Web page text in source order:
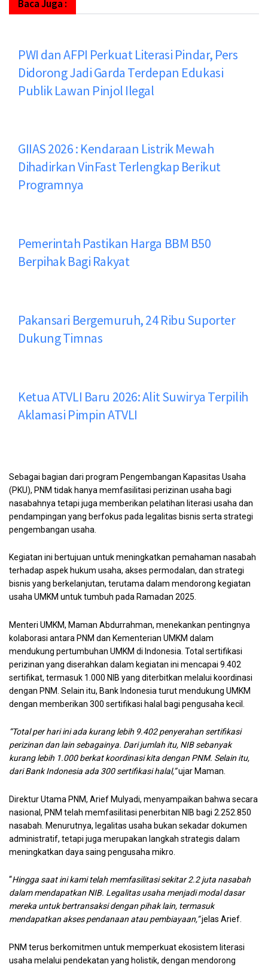
Baca Juga :
PWI dan AFPI Perkuat Literasi Pindar, Pers
Didorong Jadi Garda Terdepan Edukasi
Publik Lawan Pinjol Ilegal
GIIAS 2026 : Kendaraan Listrik Mewah
Dihadirkan VinFast Terlengkap Berikut
Programnya
Pemerintah Pastikan Harga BBM B50
Berpihak Bagi Rakyat
Pakansari Bergemuruh, 24 Ribu Suporter
Dukung Timnas
Ketua ATVLI Baru 2026: Alit Suwirya Terpilih
Aklamasi Pimpin ATVLI
Sebagai bagian dari program Pengembangan Kapasitas Usaha
(PKU), PNM tidak hanya memfasilitasi perizinan usaha bagi
nasabahnya tetapi juga memberikan pelatihan literasi usaha dan
pendampingan yang berfokus pada legalitas bisnis serta strategi
pengembangan usaha.
Kegiatan ini bertujuan untuk meningkatkan pemahaman nasabah
terhadap aspek hukum usaha, akses permodalan, dan strategi
bisnis yang berkelanjutan, terutama dalam mendorong kegiatan
usaha UMKM untuk tumbuh pada Ramadan 2025.
Menteri UMKM, Maman Abdurrahman, menekankan pentingnya
kolaborasi antara PNM dan Kementerian UMKM dalam
mendukung pertumbuhan UMKM di Indonesia. Total sertifikasi
perizinan yang diserahkan dalam kegiatan ini mencapai 9.402
sertifikat, termasuk 1.000 NIB yang diterbitkan melalui koordinasi
dengan PNM. Selain itu, Bank Indonesia turut mendukung UMKM
dengan memberikan 300 sertifikasi halal bagi pengusaha kecil.
“Total per hari ini ada kurang lebih 9.402 penyerahan sertifikasi
perizinan dan lain sebagainya. Dari jumlah itu, NIB sebanyak
kurang lebih 1.000 berkat koordinasi kita dengan PNM. Selain itu,
dari Bank Indonesia ada 300 sertifikasi halal,”ujar Maman.
Direktur Utama PNM, Arief Mulyadi, menyampaikan bahwa secara
nasional, PNM telah memfasilitasi penerbitan NIB bagi 2.252.850
nasabah. Menurutnya, legalitas usaha bukan sekadar dokumen
administratif, tetapi juga merupakan langkah strategis dalam
meningkatkan daya saing pengusaha mikro.
“Hingga saat ini kami telah memfasilitasi sekitar 2.2 juta nasabah
dalam mendapatkan NIB. Legalitas usaha menjadi modal dasar
mereka untuk bertransaksi dengan pihak lain, termasuk
mendapatkan akses pendanaan atau pembiayaan,”jelas Arief.
PNM terus berkomitmen untuk memperkuat ekosistem literasi
usaha melalui pendekatan yang holistik, dengan mendorong